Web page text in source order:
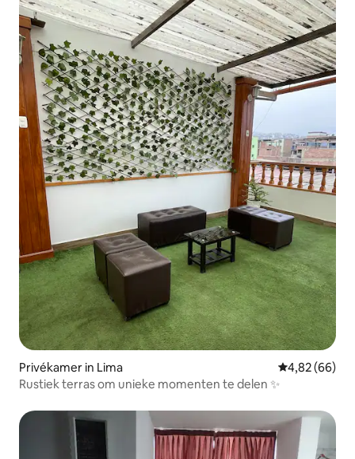
Privékamer in Lima Gemiddelde
4,82 (66)
Rustiek terras om unieke momenten te delen ✨